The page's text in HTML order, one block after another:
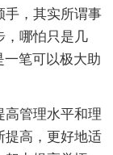
手，其实所谓事
，哪怕只是几
一笔可以极大助
高管理水平和理
提高，更好地适